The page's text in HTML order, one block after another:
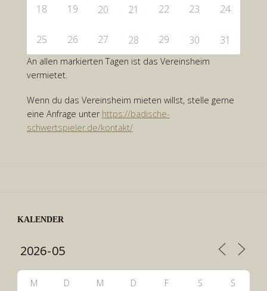
18 19 20 21 22 23 24
25 26 27 28 29 30 31
An allen markierten Tagen ist das Vereinsheim
vermietet.
Wenn du das Vereinsheim mieten willst, stelle gerne
eine Anfrage unter https://badische-
schwertspieler.de/kontakt/
KALENDER
M D M D F S S